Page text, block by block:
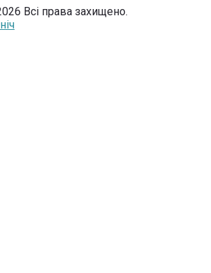
Всі права захищено.